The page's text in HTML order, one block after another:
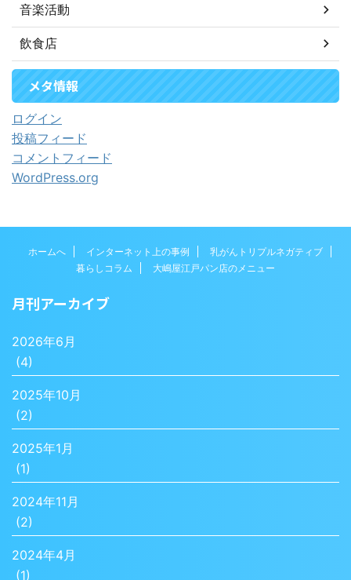
音楽活動
飲食店
メタ情報
ログイン
投稿フィード
コメントフィード
WordPress.org
ホームへ インターネット上の事例
乳がんトリプルネガティブ
暮らしコラム
大嶋屋江戸パン店のメニュー
月刊アーカイブ
2026年6月
(4)
2025年10月
(2)
2025年1月
(1)
2024年11月
(2)
2024年4月
(1)